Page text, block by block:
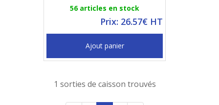
56 articles en stock
Prix: 26.57€ HT
Ajout panier
1 sorties de caisson trouvés